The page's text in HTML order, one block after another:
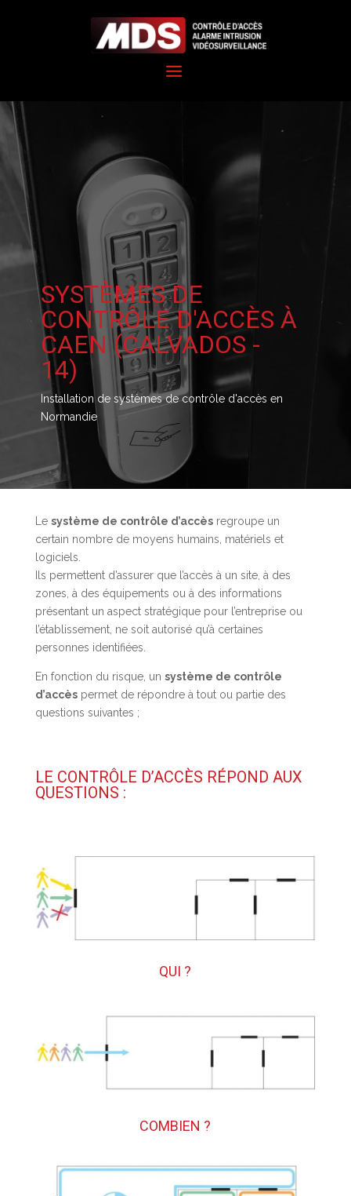
SYSTÈMES DE
CONTRÔLE D'ACCÈS À
CAEN (CALVADOS -
14)
Installation de systèmes de contrôle d'accès en
Normandie
Le système de contrôle d’accèsregroupe un
certain nombre de moyens humains, matériels et
logiciels.
Ils permettent d’assurer que l’accès à un site, à des
zones, à des équipements ou à des informations
présentant un aspect stratégique pour l’entreprise ou
l’établissement, ne soit autorisé qu’à certaines
personnes identifiées.
En fonction du risque, un système de contrôle
d’accèspermet de répondre à tout ou partie des
questions suivantes ;
LE CONTRÔLE D’ACCÈS RÉPOND AUX
QUESTIONS :
QUI ?
COMBIEN ?